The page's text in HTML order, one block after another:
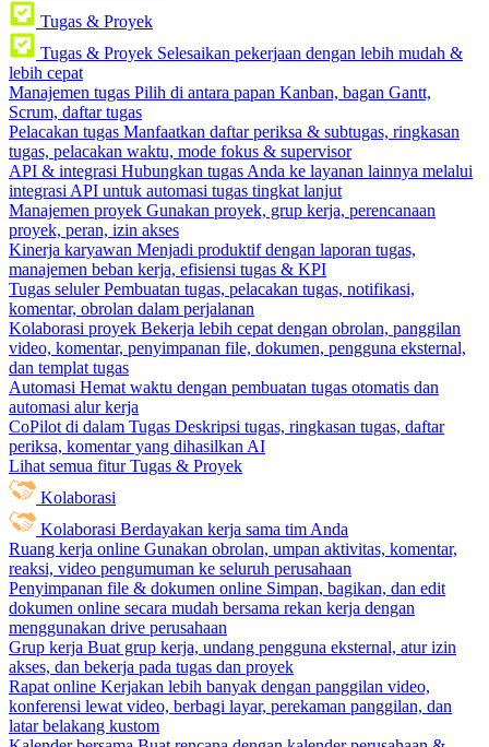
Tugas & Proyek
Tugas & Proyek Selesaikan pekerjaan dengan lebih mudah &
lebih cepat
Manajemen tugas Pilih di antara papan Kanban, bagan Gantt,
Scrum, daftar tugas
Pelacakan tugas Manfaatkan daftar periksa & subtugas, ringkasan
tugas, pelacakan waktu, mode fokus & supervisor
API & integrasi Hubungkan tugas Anda ke layanan lainnya melalui
integrasi API untuk automasi tugas tingkat lanjut
Manajemen proyek Gunakan proyek, grup kerja, perencanaan
proyek, peran, izin akses
Kinerja karyawan Menjadi produktif dengan laporan tugas,
manajemen beban kerja, efisiensi tugas & KPI
Tugas seluler Pembuatan tugas, pelacakan tugas, notifikasi,
komentar, obrolan dalam perjalanan
Kolaborasi proyek Bekerja lebih cepat dengan obrolan, panggilan
video, komentar, penyimpanan file, dokumen, pengguna eksternal,
dan templat tugas
Automasi Hemat waktu dengan pembuatan tugas otomatis dan
automasi alur kerja
CoPilot di dalam Tugas Deskripsi tugas, ringkasan tugas, daftar
periksa, komentar yang dihasilkan AI
Lihat semua fitur Tugas & Proyek
Kolaborasi
Kolaborasi Berdayakan kerja sama tim Anda
Ruang kerja online Gunakan obrolan, umpan aktivitas, komentar,
reaksi, video pengumuman ke seluruh perusahaan
Penyimpanan file & dokumen online Simpan, bagikan, dan edit
dokumen online secara mudah bersama rekan kerja dengan
menggunakan drive perusahaan
Grup kerja Buat grup kerja, undang pengguna eksternal, atur izin
akses, dan bekerja pada tugas dan proyek
Rapat online Kerjakan lebih banyak dengan panggilan video,
konferensi lewat video, berbagi layar, perekaman panggilan, dan
latar belakang kustom